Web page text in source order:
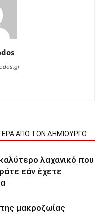
ΑΠΟ ΤΟΝ ΔΗΜΙΟΥΡΓΟ
καλύτερο λαχανικό που
εάν έχετε
μακροζωίας